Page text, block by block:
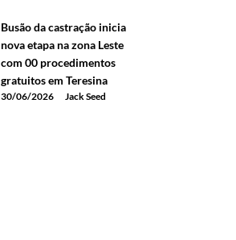
Busão da castração inicia
nova etapa na zona Leste
com 00 procedimentos
gratuitos em Teresina
30/06/2026 Jack Seed